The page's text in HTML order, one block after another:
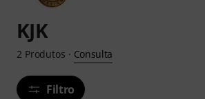
KJK
2 Produtos · Consulta
Filtro